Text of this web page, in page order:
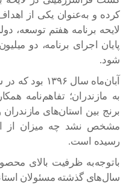
کرده و به‌عنوان یکی از
لایحه برنامه هفتم توسعه،
پایان اجرای برنامه، دو
شود.
آبان‌ماه سال
به مازندران؛ تفاهم‌نامه
برنج بین استان‌های
مشخص نشد چه میزان از
رسیده است.
باتوجه‌به ظرفیت بالای
سال‌های گذشته مسئولان